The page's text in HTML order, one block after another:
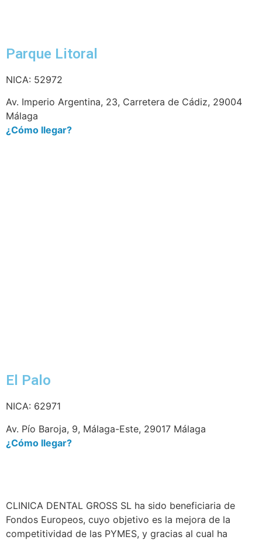
Parque Litoral
NICA: 52972
Av. Imperio Argentina, 23, Carretera de Cádiz, 29004
Málaga
¿Cómo llegar?
El Palo
NICA: 62971
Av. Pío Baroja, 9, Málaga-Este, 29017 Málaga
¿Cómo llegar?
CLINICA DENTAL GROSS SL ha sido beneficiaria de
Fondos Europeos, cuyo objetivo es la mejora de la
competitividad de las PYMES, y gracias al cual ha